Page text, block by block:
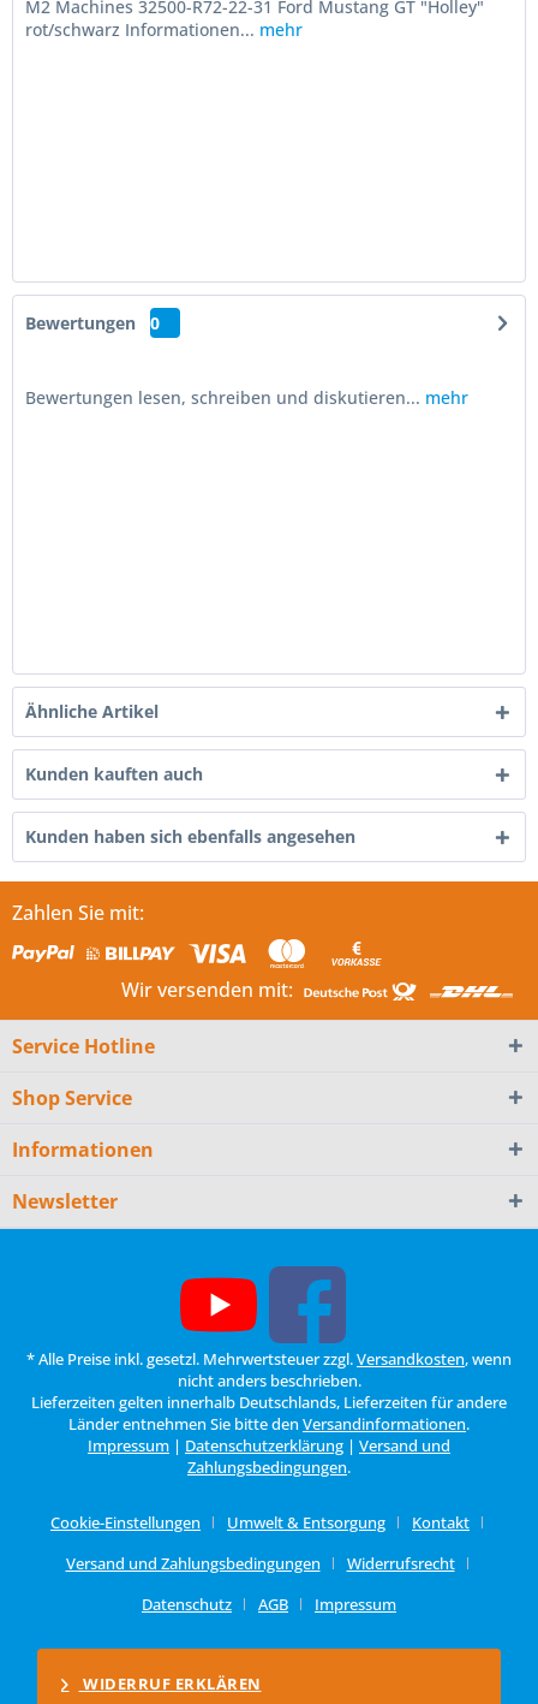
M2 Machines 32500-R72-22-31 Ford Mustang GT "Holley"
rot/schwarz Informationen... mehr
Bewertungen 0
Bewertungen lesen, schreiben und diskutieren... mehr
Ähnliche Artikel
Kunden kauften auch
Kunden haben sich ebenfalls angesehen
Zahlen Sie mit:
Wir versenden mit:
Service Hotline
Shop Service
Informationen
Newsletter
* Alle Preise inkl. gesetzl. Mehrwertsteuer zzgl.Versandkosten, wenn
nicht anders beschrieben.
Lieferzeiten gelten innerhalb Deutschlands, Lieferzeiten für andere
Länder entnehmen Sie bitte den Versandinformationen.
Impressum | Datenschutzerklärung | Versand und
Zahlungsbedingungen.
Cookie-Einstellungen Umwelt & Entsorgung
Kontakt
Versand und Zahlungsbedingungen
Widerrufsrecht
Datenschutz
AGB Impressum
WIDERRUF ERKLÄREN